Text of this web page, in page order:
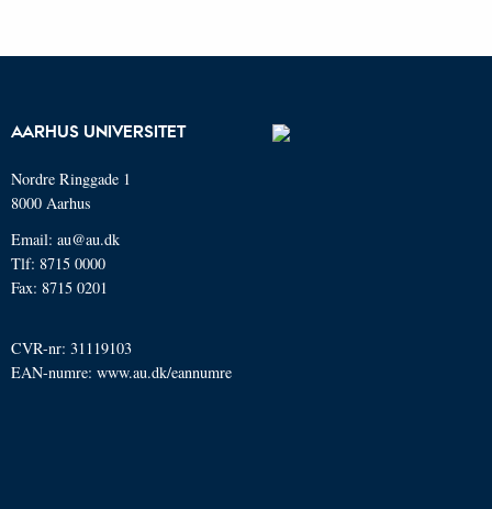
AARHUS UNIVERSITET
Nordre Ringgade 1
8000 Aarhus
Email: au@au.dk
Tlf: 8715 0000
Fax: 8715 0201
CVR-nr: 31119103
EAN-numre: www.au.dk/eannumre